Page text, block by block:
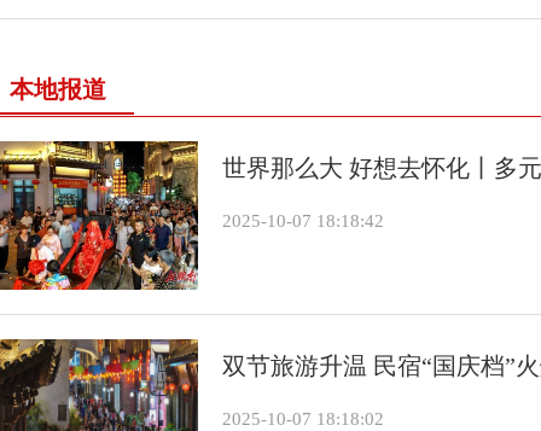
本地报道
世界那么大 好想去怀化丨多
2025-10-07 18:18:42
双节旅游升温 民宿“国庆档”
2025-10-07 18:18:02